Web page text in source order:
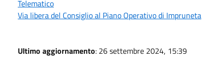
Telematico
Via libera del Consiglio al Piano Operativo di Impruneta
Ultimo aggiornamento: 26 settembre 2024, 15:39